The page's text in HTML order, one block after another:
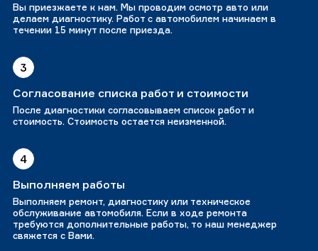
Вы приезжаете к нам. Мы проводим осмотр авто или
делаем диагностику. Работ с автомобилем начинаем в
течении 15 минут после приезда.
3
Согласование списка работ и стоимости
После диагностики согласовываем список работ и
стоимость. Стоимость остается неизменной.
4
Выполняем работы
Выполняем ремонт, диагностику или техническое
обслуживание автомобиля. Если в ходе ремонта
требуются дополнительные работы, то наш менеджер
свяжется с Вами.